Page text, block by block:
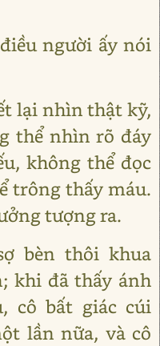
người ấy nói
lại nhìn thật kỹ,
thể nhìn rõ đáy
không thể đọc
trông thấy máu.
tượng ra.
bèn thôi khua
khi đã thấy ánh
cô bất giác cúi
lần nữa, và cô